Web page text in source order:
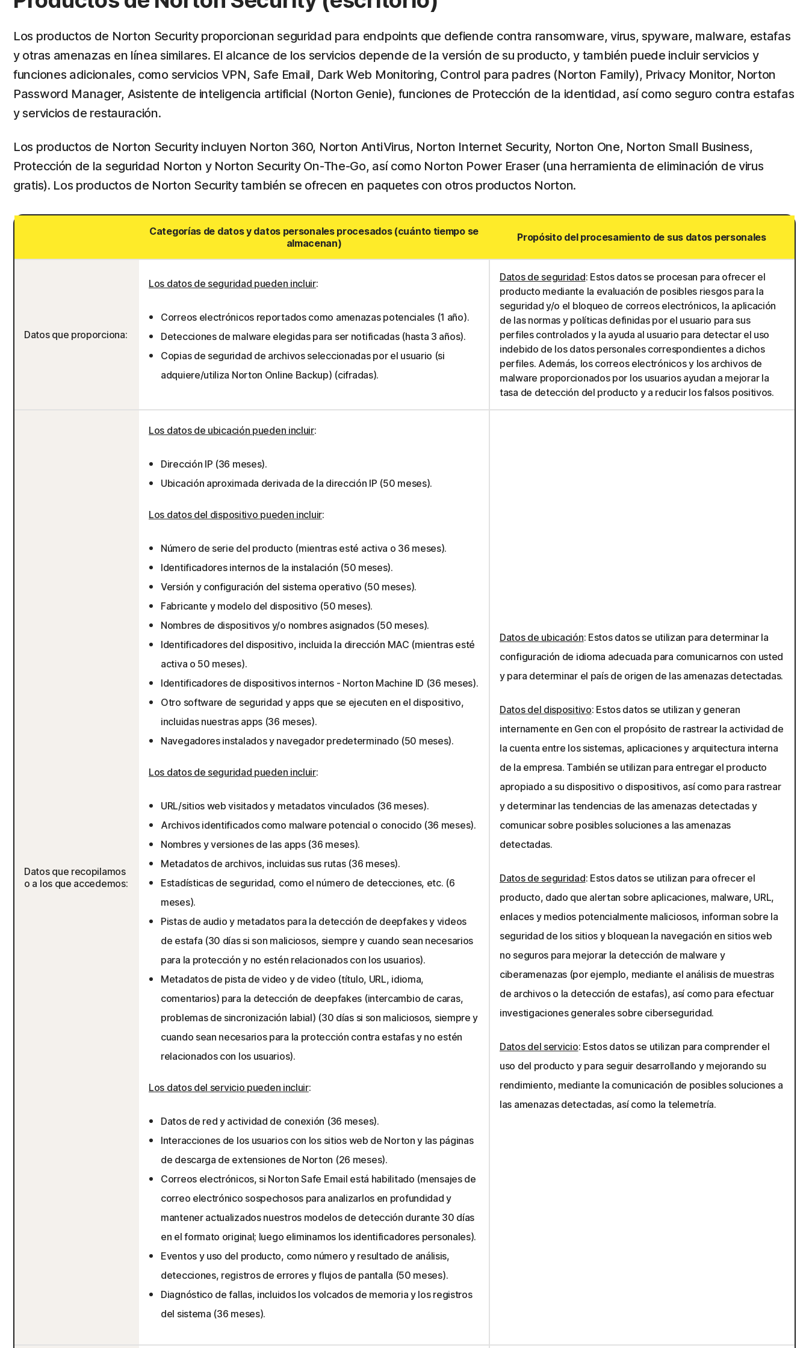
Los productos de Norton Security proporcionan seguridad para endpoints que defiende contra ransomware, virus, spyware, malware, estafas
y otras amenazas en línea similares. El alcance de los servicios depende de la versión de su producto, y también puede incluir servicios y
funciones adicionales, como servicios VPN, Safe Email, Dark Web Monitoring, Control para padres (Norton Family), Privacy Monitor, Norton
Password Manager, Asistente de inteligencia artificial (Norton Genie), funciones de Protección de la identidad, así como seguro contra estafas
y servicios de restauración.
Los productos de Norton Security incluyen Norton 360, Norton AntiVirus, Norton Internet Security, Norton One, Norton Small Business,
Protección de la seguridad Norton y Norton Security On-The-Go, así como Norton Power Eraser (una herramienta de eliminación de virus
gratis). Los productos de Norton Security también se ofrecen en paquetes con otros productos Norton.
Categorías de datos y datos personales procesados (cuánto tiempo se
almacenan)
Propósito del procesamiento de sus datos personales
Datos que proporciona:
Los datos de seguridad pueden incluir:
Correos electrónicos reportados como amenazas potenciales (1 año).
Detecciones de malware elegidas para ser notificadas (hasta 3 años).
Copias de seguridad de archivos seleccionadas por el usuario (si
adquiere/utiliza Norton Online Backup) (cifradas).
Datos de seguridad: Estos datos se procesan para ofrecer el
producto mediante la evaluación de posibles riesgos para la
seguridad y/o el bloqueo de correos electrónicos, la aplicación
de las normas y políticas definidas por el usuario para sus
perfiles controlados y la ayuda al usuario para detectar el uso
indebido de los datos personales correspondientes a dichos
perfiles. Además, los correos electrónicos y los archivos de
malware proporcionados por los usuarios ayudan a mejorar la
tasa de detección del producto y a reducir los falsos positivos.
Datos que recopilamos
o a los que accedemos:
Los datos de ubicación pueden incluir:
Dirección IP (36 meses).
Ubicación aproximada derivada de la dirección IP (50 meses).
Los datos del dispositivo pueden incluir:
Número de serie del producto (mientras esté activa o 36 meses).
Identificadores internos de la instalación (50 meses).
Versión y configuración del sistema operativo (50 meses).
Fabricante y modelo del dispositivo (50 meses).
Nombres de dispositivos y/o nombres asignados (50 meses).
Identificadores del dispositivo, incluida la dirección MAC (mientras esté
activa o 50 meses).
Identificadores de dispositivos internos - Norton Machine ID (36 meses).
Otro software de seguridad y apps que se ejecuten en el dispositivo,
incluidas nuestras apps (36 meses).
Navegadores instalados y navegador predeterminado (50 meses).
Los datos de seguridad pueden incluir:
URL/sitios web visitados y metadatos vinculados (36 meses).
Archivos identificados como malware potencial o conocido (36 meses).
Nombres y versiones de las apps (36 meses).
Metadatos de archivos, incluidas sus rutas (36 meses).
Estadísticas de seguridad, como el número de detecciones, etc. (6
meses).
Pistas de audio y metadatos para la detección de deepfakes y videos
de estafa (30 días si son maliciosos, siempre y cuando sean necesarios
para la protección y no estén relacionados con los usuarios).
Metadatos de pista de video y de video (título, URL, idioma,
comentarios) para la detección de deepfakes (intercambio de caras,
problemas de sincronización labial) (30 días si son maliciosos, siempre y
cuando sean necesarios para la protección contra estafas y no estén
relacionados con los usuarios).
Los datos del servicio pueden incluir:
Datos de red y actividad de conexión (36 meses).
Interacciones de los usuarios con los sitios web de Norton y las páginas
de descarga de extensiones de Norton (26 meses).
Correos electrónicos, si Norton Safe Email está habilitado (mensajes de
correo electrónico sospechosos para analizarlos en profundidad y
mantener actualizados nuestros modelos de detección durante 30 días
en el formato original; luego eliminamos los identificadores personales).
Eventos y uso del producto, como número y resultado de análisis,
detecciones, registros de errores y flujos de pantalla (50 meses).
Diagnóstico de fallas, incluidos los volcados de memoria y los registros
del sistema (36 meses).
Datos de ubicación: Estos datos se utilizan para determinar la
configuración de idioma adecuada para comunicarnos con usted
y para determinar el país de origen de las amenazas detectadas.
Datos del dispositivo: Estos datos se utilizan y generan
internamente en Gen con el propósito de rastrear la actividad de
la cuenta entre los sistemas, aplicaciones y arquitectura interna
de la empresa. También se utilizan para entregar el producto
apropiado a su dispositivo o dispositivos, así como para rastrear
y determinar las tendencias de las amenazas detectadas y
comunicar sobre posibles soluciones a las amenazas
detectadas.
Datos de seguridad: Estos datos se utilizan para ofrecer el
producto, dado que alertan sobre aplicaciones, malware, URL,
enlaces y medios potencialmente maliciosos, informan sobre la
seguridad de los sitios y bloquean la navegación en sitios web
no seguros para mejorar la detección de malware y
ciberamenazas (por ejemplo, mediante el análisis de muestras
de archivos o la detección de estafas), así como para efectuar
investigaciones generales sobre ciberseguridad.
Datos del servicio: Estos datos se utilizan para comprender el
uso del producto y para seguir desarrollando y mejorando su
rendimiento, mediante la comunicación de posibles soluciones a
las amenazas detectadas, así como la telemetría.